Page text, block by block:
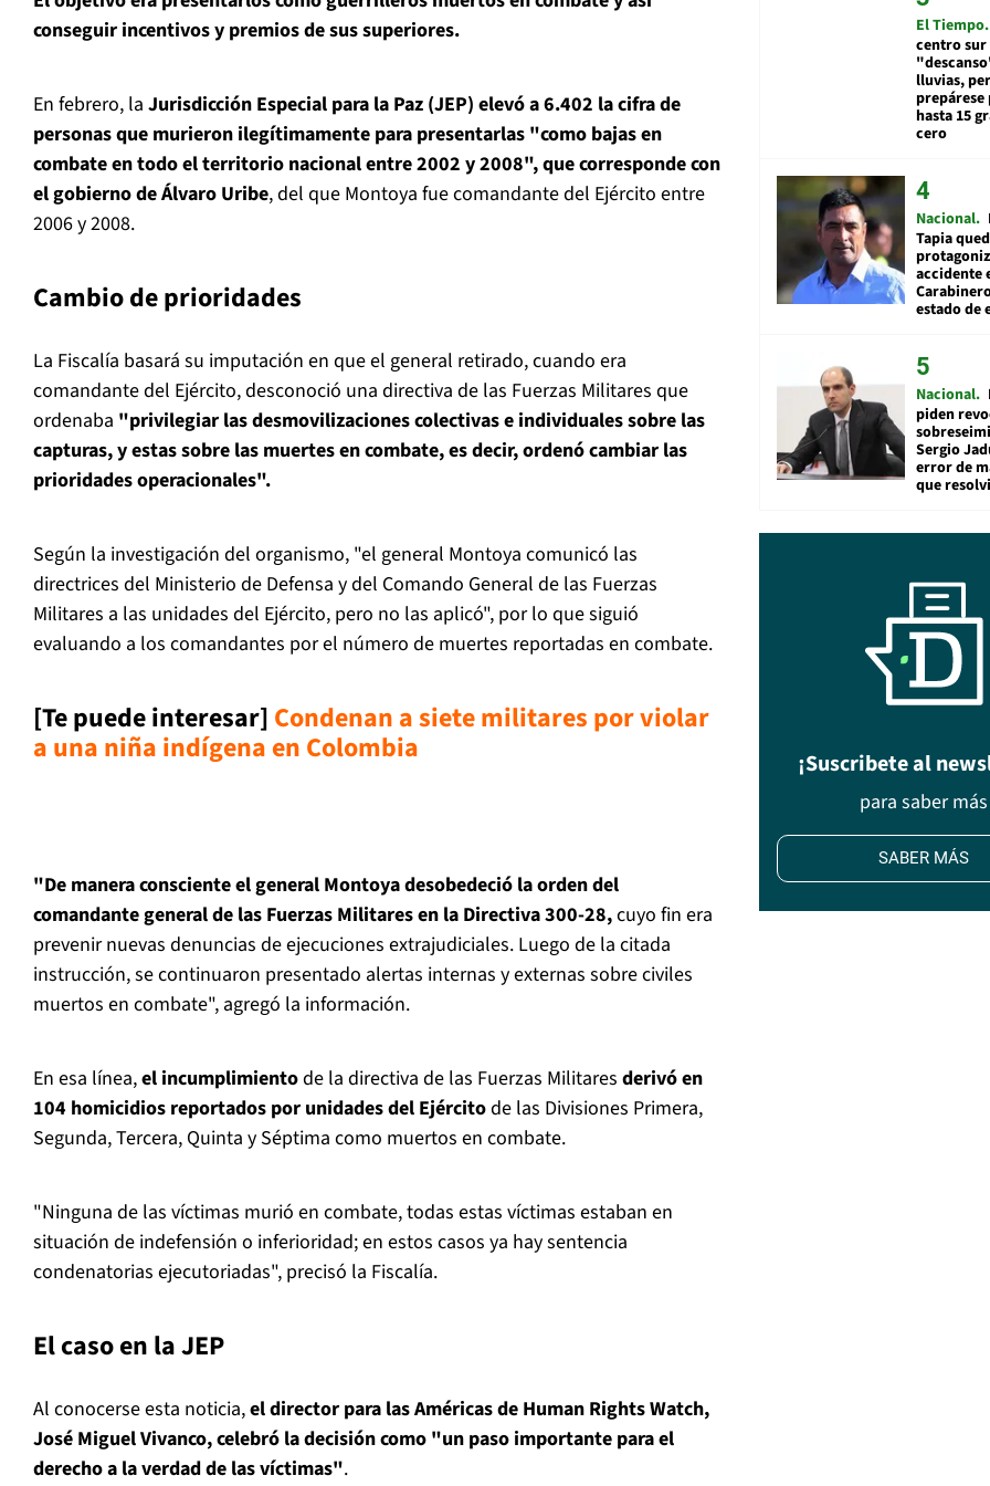
conseguir incentivos y premios de sus superiores.
En febrero, la Jurisdicción Especial para la Paz (JEP) elevó a 6.402 la cifra de
personas que murieron ilegítimamente para presentarlas "como bajas en
combate en todo el territorio nacional entre 2002 y 2008", que corresponde con
el gobierno de Álvaro Uribe, del que Montoya fue comandante del Ejército entre
2006 y 2008.
Cambio de prioridades
La Fiscalía basará su imputación en que el general retirado, cuando era
comandante del Ejército, desconoció una directiva de las Fuerzas Militares que
ordenaba "privilegiar las desmovilizaciones colectivas e individuales sobre las
capturas, y estas sobre las muertes en combate, es decir, ordenó cambiar las
prioridades operacionales".
Según la investigación del organismo, "el general Montoya comunicó las
directrices del Ministerio de Defensa y del Comando General de las Fuerzas
Militares a las unidades del Ejército, pero no las aplicó", por lo que siguió
evaluando a los comandantes por el número de muertes reportadas en combate.
[Te puede interesar] Condenan a siete militares por violar
a una niña indígena en Colombia
"De manera consciente el general Montoya desobedeció la orden del
comandante general de las Fuerzas Militares en la Directiva 300-28,cuyo fin era
prevenir nuevas denuncias de ejecuciones extrajudiciales. Luego de la citada
instrucción, se continuaron presentado alertas internas y externas sobre civiles
muertos en combate", agregó la información.
En esa línea,el incumplimientode la directiva de las Fuerzas Militares derivó en
104 homicidios reportados por unidades del Ejércitode las Divisiones Primera,
Segunda, Tercera, Quinta y Séptima como muertos en combate.
"Ninguna de las víctimas murió en combate, todas estas víctimas estaban en
situación de indefensión o inferioridad; en estos casos ya hay sentencia
condenatorias ejecutoriadas", precisó la Fiscalía.
El caso en la JEP
Al conocerse esta noticia,el director para las Américas de Human Rights Watch,
José Miguel Vivanco, celebró la decisión como "un paso importante para el
derecho a la verdad de las víctimas".
El Tiempo
centro
lluvias,
hasta 15
cero
Nacional
Tapia
accidente
estado de
Nacional
piden
Sergio
error de
que
¡Suscribete al
para saber más
SABER MÁS